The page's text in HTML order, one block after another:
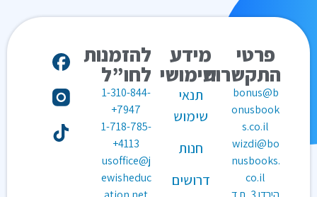
פרטי
התקשרות
bonus@b
onusbook
s.co.il
wizdi@bo
nusbooks.
co.il
מידע
שימושי
תנאי
שימוש
חנות
דרושים
להזמנות
לחו”ל
1-310-844-
7947+
1-718-785-
4113+
usoffice@j
ewisheduc